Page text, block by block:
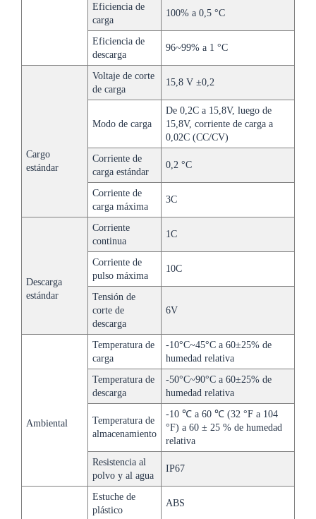
Eficiencia de
carga
100% a 0,5 °C
Eficiencia de
descarga
96~99% a 1 °C
Cargo
estándar
Voltaje de corte
de carga
15,8 V ±0,2
Modo de carga
De 0,2C a 15,8V, luego de
15,8V, corriente de carga a
0,02C (CC/CV)
Corriente de
carga estándar
0,2 °C
Corriente de
carga máxima
3C
Descarga
estándar
Corriente
continua
1C
Corriente de
pulso máxima
10C
Tensión de
corte de
descarga
6V
Ambiental
Temperatura de
carga
-10°C~45°C a 60±25% de
humedad relativa
Temperatura de
descarga
-50°C~90°C a 60±25% de
humedad relativa
Temperatura de
almacenamiento
-10 ℃ a 60 ℃ (32 °F a 104
°F) a 60 ± 25 % de humedad
relativa
Resistencia al
polvo y al agua
IP67
Estuche de
plástico
ABS